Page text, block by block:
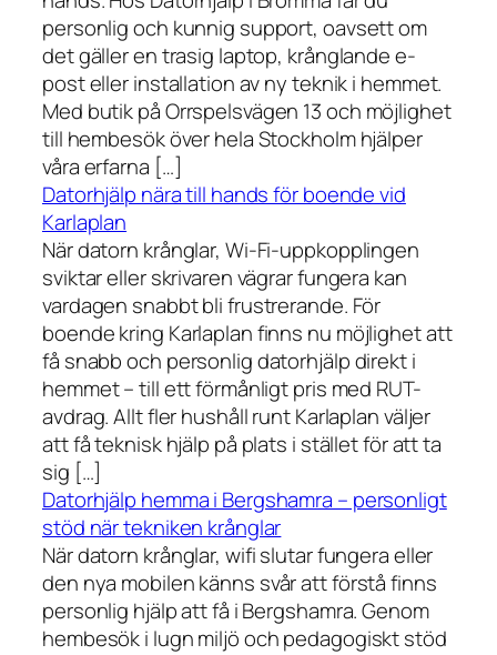
personlig och kunnig support, oavsett om
det gäller en trasig laptop, krånglande e-
post eller installation av ny teknik i hemmet.
Med butik på Orrspelsvägen 13 och möjlighet
till hembesök över hela Stockholm hjälper
våra erfarna […]
Datorhjälp nära till hands för boende vid
Karlaplan
När datorn krånglar, Wi-Fi-uppkopplingen
sviktar eller skrivaren vägrar fungera kan
vardagen snabbt bli frustrerande. För
boende kring Karlaplan finns nu möjlighet att
få snabb och personlig datorhjälp direkt i
hemmet – till ett förmånligt pris med RUT-
avdrag. Allt fler hushåll runt Karlaplan väljer
att få teknisk hjälp på plats i stället för att ta
sig […]
Datorhjälp hemma i Bergshamra – personligt
stöd när tekniken krånglar
När datorn krånglar, wifi slutar fungera eller
den nya mobilen känns svår att förstå finns
personlig hjälp att få i Bergshamra. Genom
hembesök i lugn miljö och pedagogiskt stöd